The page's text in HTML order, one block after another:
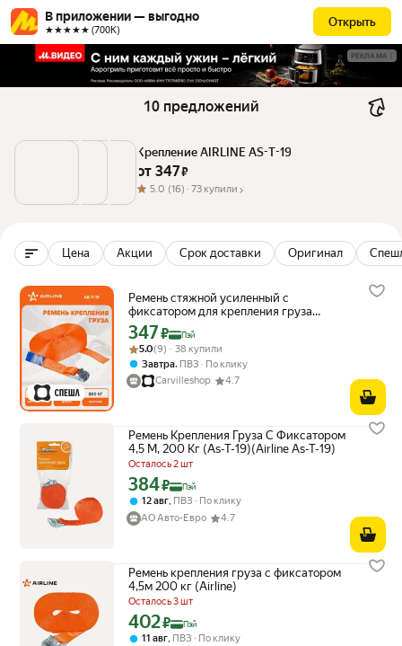
В приложении — выгодно
★★★★★ (700К)
Открыть
РЕКЛАМА
10 предложений
Крепление AIRLINE AS-T-19
от 347 ₽
5.0 (16) · 73 купили
Цена Акции Срок доставки Оригинал
Ремень стяжной усиленный с
фиксатором для крепления груза
массой 0,2 т длина 4,5 м AIRLINE AS-T-19
Цена с картой Яндекс Пэй 347 ₽ вместо
347₽ Пэй
Рейтинг товара: 5.0 из 5
Оценок: (9) · 38 купили
5.0(9) · 38 купили
Завтра, ПВЗ
По клику
Carvilleshop
4.7
Ремень Крепления Груза С Фиксатором
4,5 М, 200 Кг (As-T-19)(Airline As-T-19)
Осталось 2 шт
Цена с картой Яндекс Пэй 384 ₽ вместо
384₽ Пэй
12 авг, ПВЗ
По клику
АО Авто-Евро
4.7
Ремень крепления груза с фиксатором
4,5м 200 кг (Airline)
Осталось 3 шт
Цена с картой Яндекс Пэй 402 ₽ вместо
402₽ Пэй
11 авг ПВЗ
По клику